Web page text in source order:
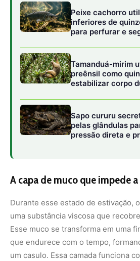
A capa de muco que impede a
Durante esse estado de estivação,
uma substância viscosa que
Esse muco se transforma em uma
que endurece com o tempo,
um casulo. Essa camada funciona
física contra a perda de água,
desidrate completamente.
A pele dos sapos é naturalmente
perdem água com facilidade — um
permite ao cururu manter a